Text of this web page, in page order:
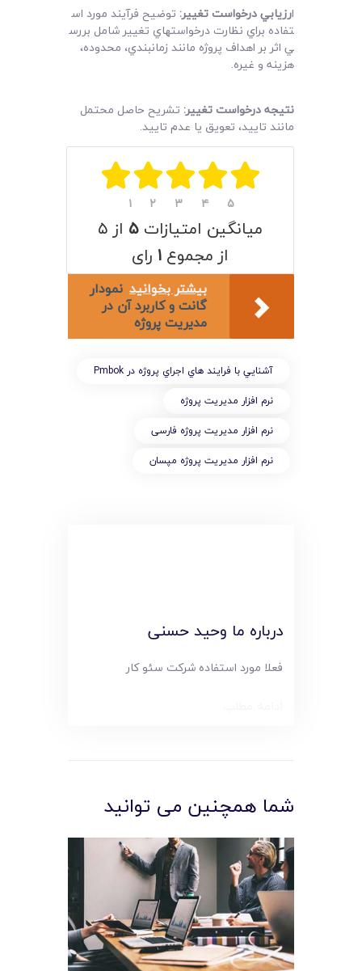
ارزيابي درخواست تغيير: توضيح فرآيند مورد اس
تفاده براي نظارت درخواستهاي تغيير شامل بررس
ي اثر بر اهداف پروژه مانند زمانبندي، محدوده،
هزينه و غيره.
نتيجه درخواست تغيير: تشريح حاصل محتمل
مانند تاييد، تعويق يا عدم تاييد.
۱ ۲ ۳ ۴ ۵
میانگین امتیازات ۵ از ۵
از مجموع ۱ رای
بیشتر بخوانید نمودار
گانت و کاربرد آن در
مدیریت پروژه
آشنايي با فرايند هاي اجراي پروژه در Pmbok
نرم افزار مدیریت پروژه
نرم افزار مدیریت پروژه فارسی
نرم افزار مدیریت پروژه مپسان
درباره ما وحید حسنی
فعلا مورد استفاده شرکت سئو کار
شما همچنین می توانید